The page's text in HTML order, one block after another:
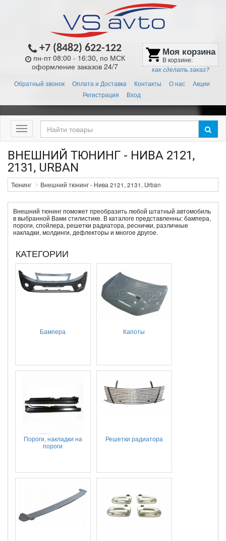
+7 (8482) 622-122
пн-пт 08:00 - 16:30, по МСК
оформление заказов 24/7
shopping_cart Моя корзина
В корзине:
как сделать заказ?
Обратный звонок Оплата и Доставка Контакты О нас
Акции
Регистрация
Вход
Меню
ВНЕШНИЙ ТЮНИНГ - НИВА 2121,
2131, URBAN
Тюнинг Внешний тюнинг - Нива 2121, 2131, Urban
Внешний тюнинг поможет преобразить любой штатный автомобиль
в выбранной Вами стилистике. В каталоге представленны: бампера,
пороги, спойлера, решетки радиатора, реснички, различные
накладки, молдинги, дефлекторы и многое другое.
КАТЕГОРИИ
Бампера Капоты
Пороги, накладки на
пороги
Решетки радиатора